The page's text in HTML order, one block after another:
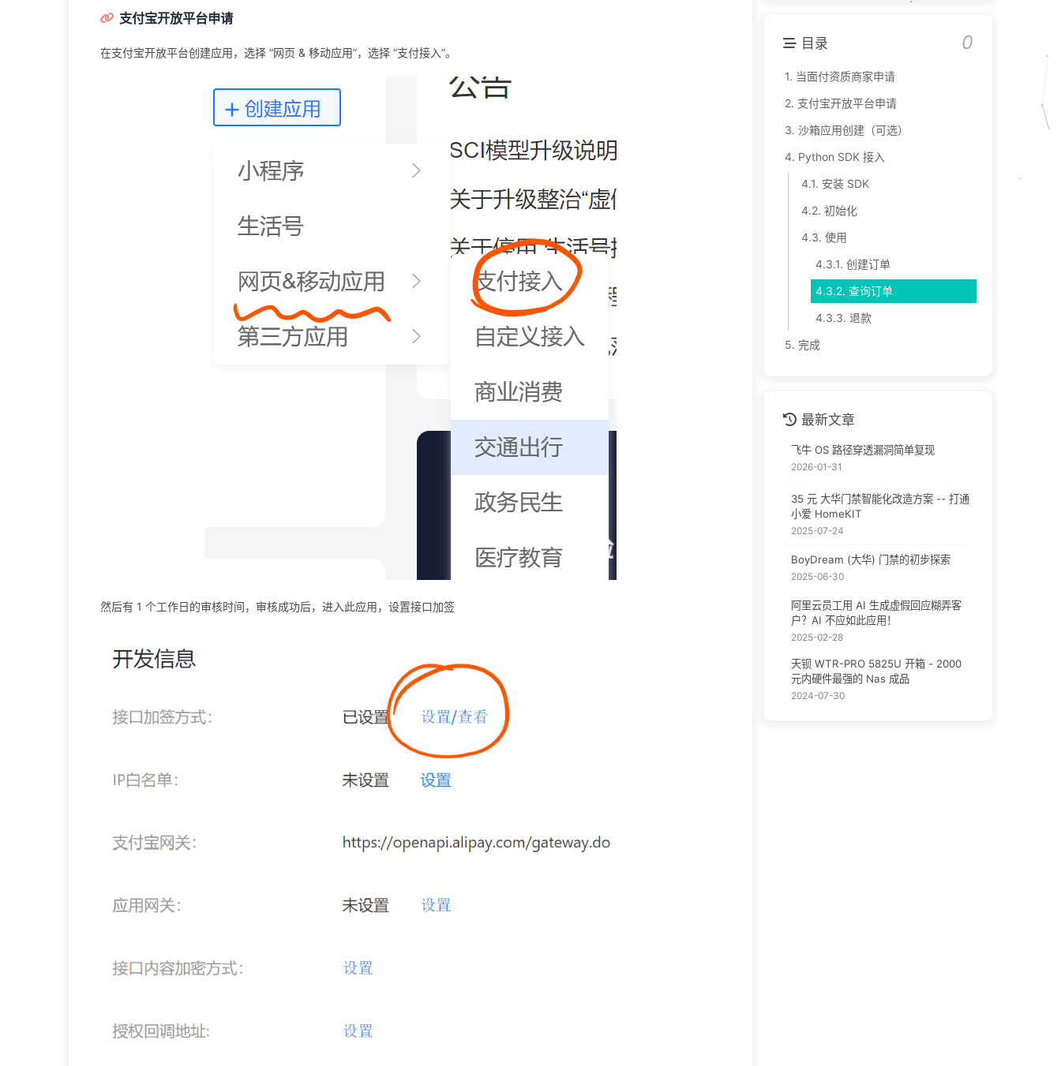
支付宝开放平台申请
在支付宝开放平台创建应用，选择 “网页 & 移动应用”，选择 “支付接入”。
然后有 1 个工作日的审核时间，审核成功后，进入此应用，设置接口加签
目录 0
1. 当面付资质商家申请
2. 支付宝开放平台申请
3. 沙箱应用创建（可选）
4. Python SDK 接入
4.1. 安装 SDK
4.2. 初始化
4.3. 使用
4.3.1. 创建订单
4.3.2. 查询订单
4.3.3. 退款
5. 完成
最新文章
飞牛 OS 路径穿透漏洞简单复现
2026-01-31
35 元 大华门禁智能化改造方案 -- 打通
小爱 HomeKIT
2025-07-24
BoyDream (大华) 门禁的初步探索
2025-06-30
阿里云员工用 AI 生成虚假回应糊弄客
户？AI 不应如此应用！
2025-02-28
天钡 WTR-PRO 5825U 开箱 - 2000
元内硬件最强的 Nas 成品
2024-07-30